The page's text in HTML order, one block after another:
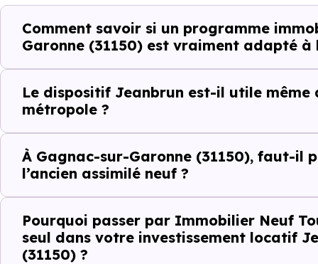
La qualité résidentielle du
La tension locative
strict.
Autrement dit, la question
Comment savoir si un programme
Garonne (31150) est vraiment adapté à
Le dispositif Jeanbrun est-il utile même
métropole ?
À Gagnac-sur-Garonne (31150), faut-il
l’ancien assimilé neuf ?
Pourquoi passer par Immobilier Neuf
seul dans votre investissement locatif
(31150) ?